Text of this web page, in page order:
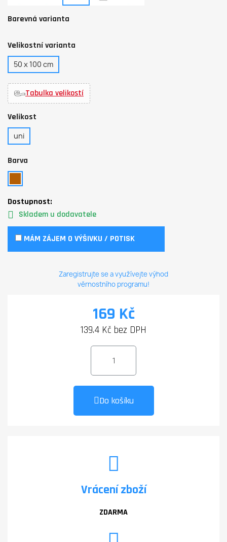
Barevná varianta
Velikostní varianta
50 x 100 cm
Tabulka velikostí
Velikost
uni
Barva
Dostupnost:
Skladem u dodavatele
MÁM ZÁJEM O VÝŠIVKU / POTISK
Zaregistrujte se a využívejte výhod
věrnostního programu!
169 Kč
139.4 Kč bez DPH
Do košíku
Vrácení zboží
ZDARMA